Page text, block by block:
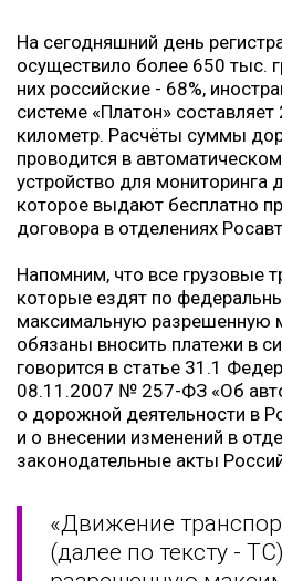
На сегодняшний день
осуществило более 650 тыс.
них российские - 68%,
системе «Платон» составляет
километр. Расчёты суммы
проводится в
устройство для мониторинга
которое выдают бесплатно
договора в отделениях
Напомним, что все грузовые
которые ездят по
максимальную разрешенную
обязаны вносить платежи в
говорится в статье 31.1
08.11.2007 № 257-ФЗ «Об
о дорожной деятельности в
и о внесении изменений в
законодательные акты
«Движение
(далее по тексту -